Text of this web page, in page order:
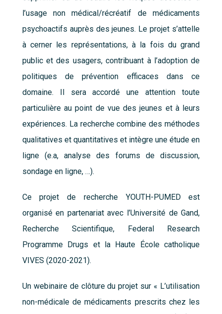
l’usage non médical/récréatif de médicaments
psychoactifs auprès des jeunes. Le projet s’attelle
à cerner les représentations, à la fois du grand
public et des usagers, contribuant à l’adoption de
politiques de prévention efficaces dans ce
domaine. Il sera accordé une attention toute
particulière au point de vue des jeunes et à leurs
expériences. La recherche combine des méthodes
qualitatives et quantitatives et intègre une étude en
ligne (e.a, analyse des forums de discussion,
sondage en ligne, …).
Ce projet de recherche YOUTH-PUMED est
organisé en partenariat avec l’Université de Gand,
Recherche Scientifique, Federal Research
Programme Drugs et la Haute École catholique
VIVES (2020-2021).
Un webinaire de clôture du projet sur « L’utilisation
non-médicale de médicaments prescrits chez les